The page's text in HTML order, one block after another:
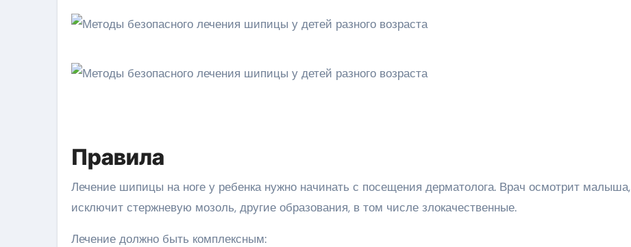
Правила
Лечение шипицы на ноге у ребенка нужно начинать с посещения дерматолога. Врач осмотрит малыша,
исключит стержневую мозоль, другие образования, в том числе злокачественные.
Лечение должно быть комплексным: